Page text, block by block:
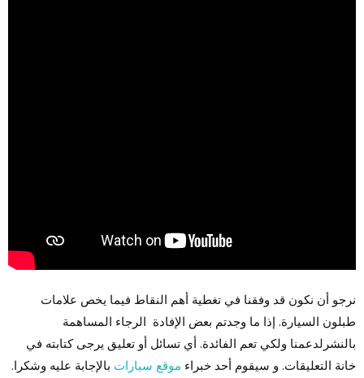
نرجو أن نكون قد وفقنا في تغطية أهم النقاط فيما يخص علامات
طبلون السيارة. إذا ما وجدتم بعض الإفادة الرجاء المساهمة
بالنشرلدعمنا ولكي تعم الفائدة. أي تسائل أو تعليق يرجى كتابته في
خانة التعليقات. و سيقوم أحد خبراء موقع سيارات بالإجابة عليه وشكرا.